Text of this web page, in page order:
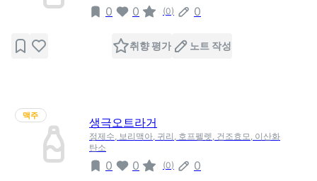
0 0 (0) 0
취향 평가 노트 작성
맥주
생극오트라거
정제수, 보리맥아, 귀리, 호프펠렛, 건조효모, 이산화
탄소
0 0 (0) 0